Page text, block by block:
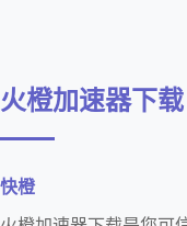
火橙加速器下载
快橙